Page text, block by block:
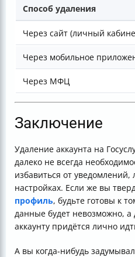
Способ удаления
Через сайт (личный
Через мобильное
Через МФЦ
Заключение
Удаление аккаунта на
далеко не всегда
избавиться от
настройках. Если же вы
профиль, будьте готовы к
данные будет невозможно, а
аккаунту придётся лично
А вы когда-нибудь